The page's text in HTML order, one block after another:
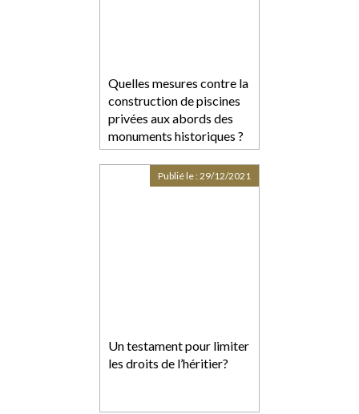
Quelles mesures contre la
construction de piscines
privées aux abords des
monuments historiques ?
Un testament pour limiter
les droits de l’héritier?
Publié le :29/12/2021